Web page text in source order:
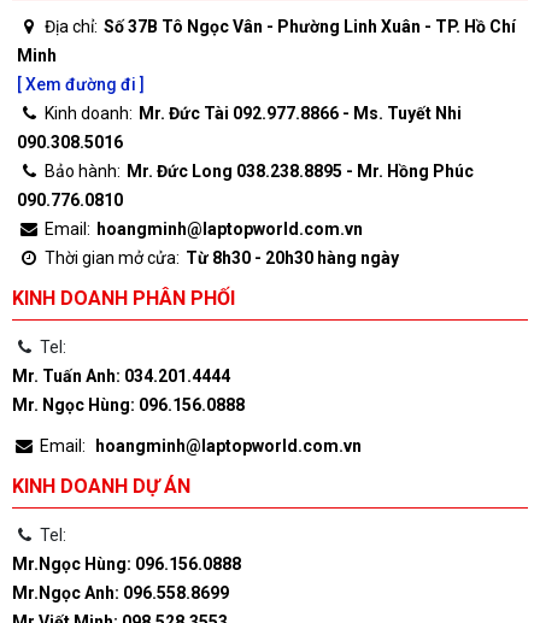
Địa chỉ: Số 37B Tô Ngọc Vân - Phường Linh Xuân - TP. Hồ Chí
Minh
[ Xem đường đi ]
Kinh doanh: Mr. Đức Tài 092.977.8866 - Ms. Tuyết Nhi
090.308.5016
Bảo hành: Mr. Đức Long 038.238.8895 - Mr. Hồng Phúc
090.776.0810
Email: hoangminh@laptopworld.com.vn
Thời gian mở cửa: Từ 8h30 - 20h30 hàng ngày
KINH DOANH PHÂN PHỐI
Tel:
Mr. Tuấn Anh: 034.201.4444
Mr. Ngọc Hùng: 096.156.0888
Email: hoangminh@laptopworld.com.vn
KINH DOANH DỰ ÁN
Tel:
Mr.Ngọc Hùng: 096.156.0888
Mr.Ngọc Anh: 096.558.8699